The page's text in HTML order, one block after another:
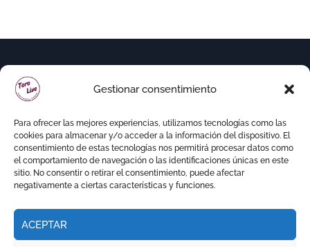
Gestionar consentimiento
Para ofrecer las mejores experiencias, utilizamos tecnologías como las
cookies para almacenar y/o acceder a la información del dispositivo. El
consentimiento de estas tecnologías nos permitirá procesar datos como
el comportamiento de navegación o las identificaciones únicas en este
sitio. No consentir o retirar el consentimiento, puede afectar
negativamente a ciertas características y funciones.
ACEPTAR